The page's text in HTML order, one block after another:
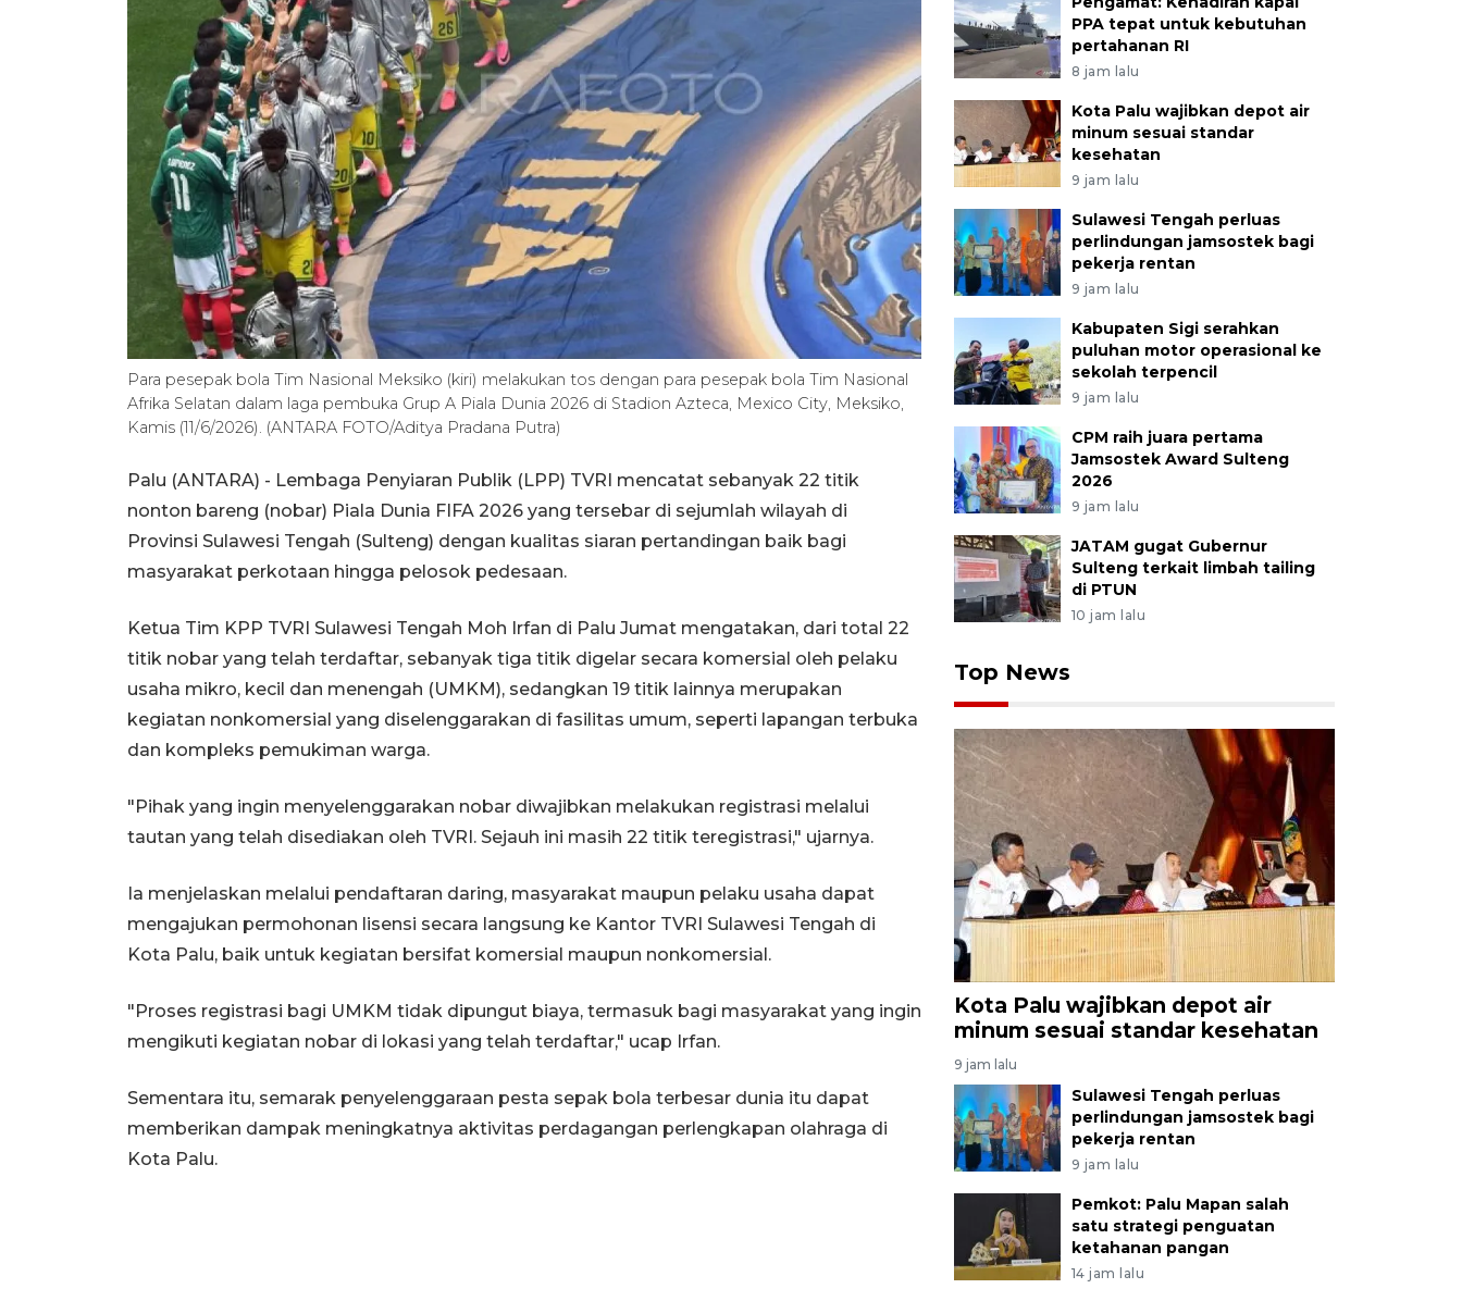
Para pesepak bola Tim Nasional Meksiko (kiri) melakukan tos dengan para pesepak bola Tim Nasional
Afrika Selatan dalam laga pembuka Grup A Piala Dunia 2026 di Stadion Azteca, Mexico City, Meksiko,
Kamis (11/6/2026). (ANTARA FOTO/Aditya Pradana Putra)
Palu (ANTARA) - Lembaga Penyiaran Publik (LPP) TVRI mencatat sebanyak 22 titik
nonton bareng (nobar) Piala Dunia FIFA 2026 yang tersebar di sejumlah wilayah di
Provinsi Sulawesi Tengah (Sulteng) dengan kualitas siaran pertandingan baik bagi
masyarakat perkotaan hingga pelosok pedesaan.
Ketua Tim KPP TVRI Sulawesi Tengah Moh Irfan di Palu Jumat mengatakan, dari total 22
titik nobar yang telah terdaftar, sebanyak tiga titik digelar secara komersial oleh pelaku
usaha mikro, kecil dan menengah (UMKM), sedangkan 19 titik lainnya merupakan
kegiatan nonkomersial yang diselenggarakan di fasilitas umum, seperti lapangan terbuka
dan kompleks pemukiman warga.
"Pihak yang ingin menyelenggarakan nobar diwajibkan melakukan registrasi melalui
tautan yang telah disediakan oleh TVRI. Sejauh ini masih 22 titik teregistrasi," ujarnya.
Ia menjelaskan melalui pendaftaran daring, masyarakat maupun pelaku usaha dapat
mengajukan permohonan lisensi secara langsung ke Kantor TVRI Sulawesi Tengah di
Kota Palu, baik untuk kegiatan bersifat komersial maupun nonkomersial.
"Proses registrasi bagi UMKM tidak dipungut biaya, termasuk bagi masyarakat yang ingin
mengikuti kegiatan nobar di lokasi yang telah terdaftar," ucap Irfan.
Sementara itu, semarak penyelenggaraan pesta sepak bola terbesar dunia itu dapat
memberikan dampak meningkatnya aktivitas perdagangan perlengkapan olahraga di
Kota Palu.
PPA tepat untuk kebutuhan
pertahanan RI
8 jam lalu
Kota Palu wajibkan depot air
minum sesuai standar
kesehatan
9 jam lalu
Sulawesi Tengah perluas
perlindungan jamsostek bagi
pekerja rentan
9 jam lalu
Kabupaten Sigi serahkan
puluhan motor operasional ke
sekolah terpencil
9 jam lalu
CPM raih juara pertama
Jamsostek Award Sulteng
2026
9 jam lalu
JATAM gugat Gubernur
Sulteng terkait limbah tailing
di PTUN
10 jam lalu
Top News
Kota Palu wajibkan depot air
minum sesuai standar kesehatan
9 jam lalu
Sulawesi Tengah perluas
perlindungan jamsostek bagi
pekerja rentan
9 jam lalu
Pemkot: Palu Mapan salah
satu strategi penguatan
ketahanan pangan
14 jam lalu